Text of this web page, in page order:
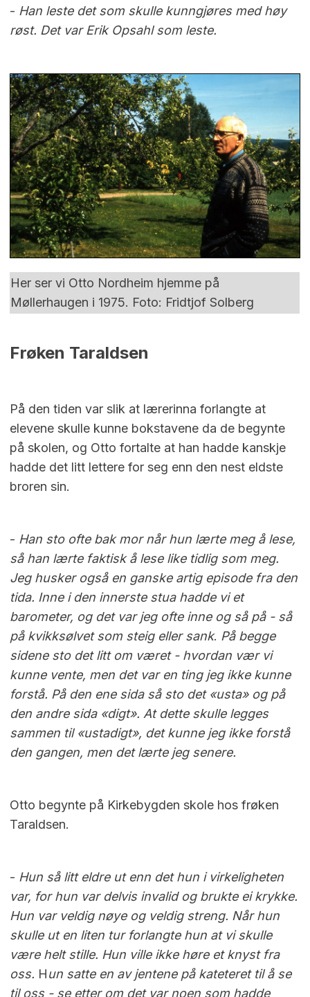
- Han leste det som skulle kunngjøres med høy
røst. Det var Erik Opsahl som leste.
Her ser vi Otto Nordheim hjemme på
Møllerhaugen i 1975. Foto: Fridtjof Solberg
Frøken Taraldsen
På den tiden var slik at lærerinna forlangte at
elevene skulle kunne bokstavene da de begynte
på skolen, og Otto fortalte at han hadde kanskje
hadde det litt lettere for seg enn den nest eldste
broren sin.
- Han sto ofte bak mor når hun lærte meg å lese,
så han lærte faktisk å lese like tidlig som meg.
Jeg husker også en ganske artig episode fra den
tida. Inne i den innerste stua hadde vi et
barometer, og det var jeg ofte inne og så på - så
på kvikksølvet som steig eller sank. På begge
sidene sto det litt om været - hvordan vær vi
kunne vente, men det var en ting jeg ikke kunne
forstå. På den ene sida så sto det «usta» og på
den andre sida «digt». At dette skulle legges
sammen til «ustadigt», det kunne jeg ikke forstå
den gangen, men det lærte jeg senere.
Otto begynte på Kirkebygden skole hos frøken
Taraldsen.
- Hun så litt eldre ut enn det hun i virkeligheten
var, for hun var delvis invalid og brukte ei krykke.
Hun var veldig nøye og veldig streng. Når hun
skulle ut en liten tur forlangte hun at vi skulle
være helt stille. Hun ville ikke høre et knyst fra
oss. Hun satte en av jentene på kateteret til å se
til oss - se etter om det var noen som hadde